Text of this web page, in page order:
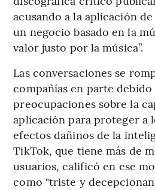
acusando a la aplicación
un negocio basado en la
valor justo por la música”.
Las conversaciones se
compañías en parte debido
preocupaciones sobre la
aplicación para proteger a
efectos dañinos de la
TikTok, que tiene más de
usuarios, calificó en ese
como "triste y